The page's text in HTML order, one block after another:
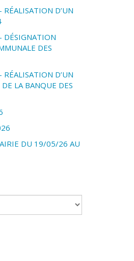
D’UN
DES
D’UN
LA BANQUE DES
DU 19/05/26 AU